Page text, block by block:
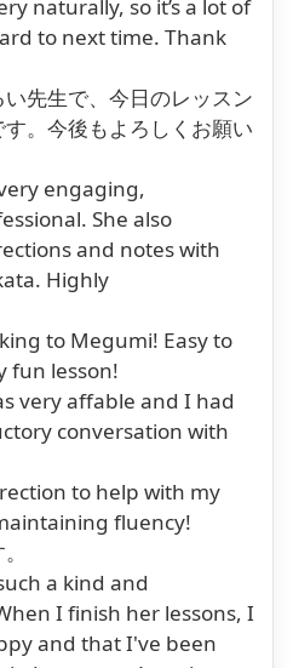
naturally, so it’s a lot of
to next time. Thank
先生で、今日のレッスン
。今後もよろしくお願い
engaging,
She also
and notes with
Highly
to Megumi! Easy to
fun lesson!
very affable and I had
conversation with
to help with my
fluency!
a kind and
I finish her lessons, I
and that I've been